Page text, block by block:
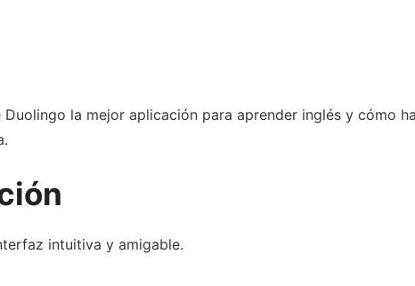
la mejor aplicación para aprender inglés y cómo
intuitiva y amigable.